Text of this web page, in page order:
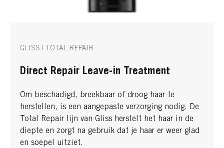
GLISS | TOTAL REPAIR
Direct Repair Leave-in Treatment
Om beschadigd, breekbaar of droog haar te
herstellen, is een aangepaste verzorging nodig. De
Total Repair lijn van Gliss herstelt het haar in de
diepte en zorgt na gebruik dat je haar er weer glad
en soepel uitziet.